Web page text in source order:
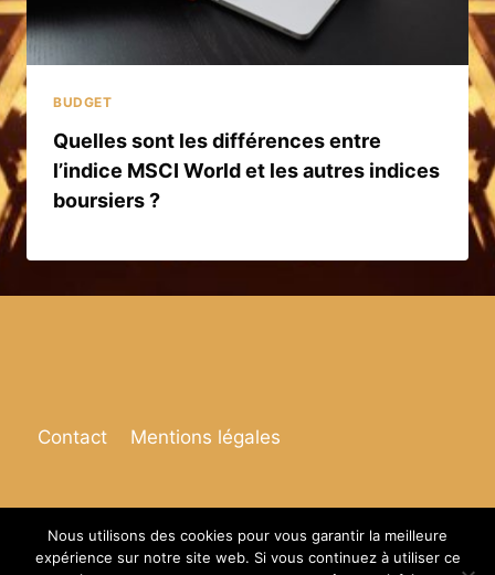
BUDGET
Quelles sont les différences entre
l’indice MSCI World et les autres indices
boursiers ?
Contact Mentions légales
Nous utilisons des cookies pour vous garantir la meilleure
expérience sur notre site web. Si vous continuez à utiliser ce